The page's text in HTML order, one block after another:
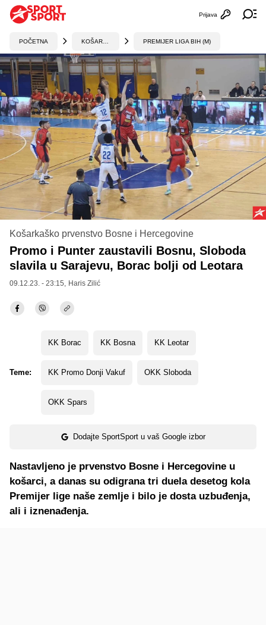
Otvori
Prijava
POČETNA PREMIJER LIGA BIH (M)
Košarkaško prvenstvo Bosne i Hercegovine
Promo i Punter zaustavili Bosnu, Sloboda
slavila u Sarajevu, Borac bolji od Leotara
09.12.23. - 23:15, Haris Zilić
Teme:
KK Borac KK Bosna KK Leotar
KK Promo Donji Vakuf OKK Sloboda
OKK Spars
Dodajte SportSport u vaš Google izbor
Nastavljeno je prvenstvo Bosne i Hercegovine u
košarci, a danas su odigrana tri duela desetog kola
Premijer lige naše zemlje i bilo je dosta uzbuđenja,
ali i iznenađenja.